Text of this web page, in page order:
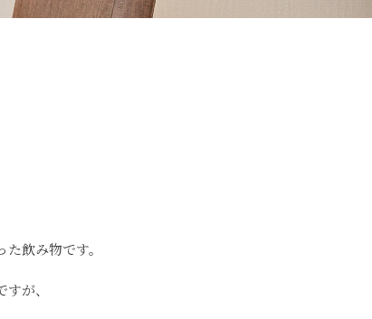
飲み物です。
が、